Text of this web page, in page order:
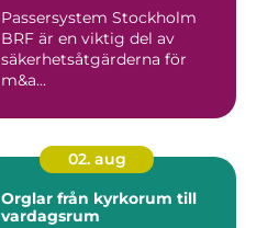
Passersystem Stockholm
BRF är en viktig del av
säkerhetsåtgärderna för
m&a...
02. aug
Orglar från kyrkorum till
vardagsrum